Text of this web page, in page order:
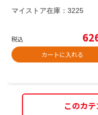
マイストア在庫： 3225
税込
カートに入れる
このカ